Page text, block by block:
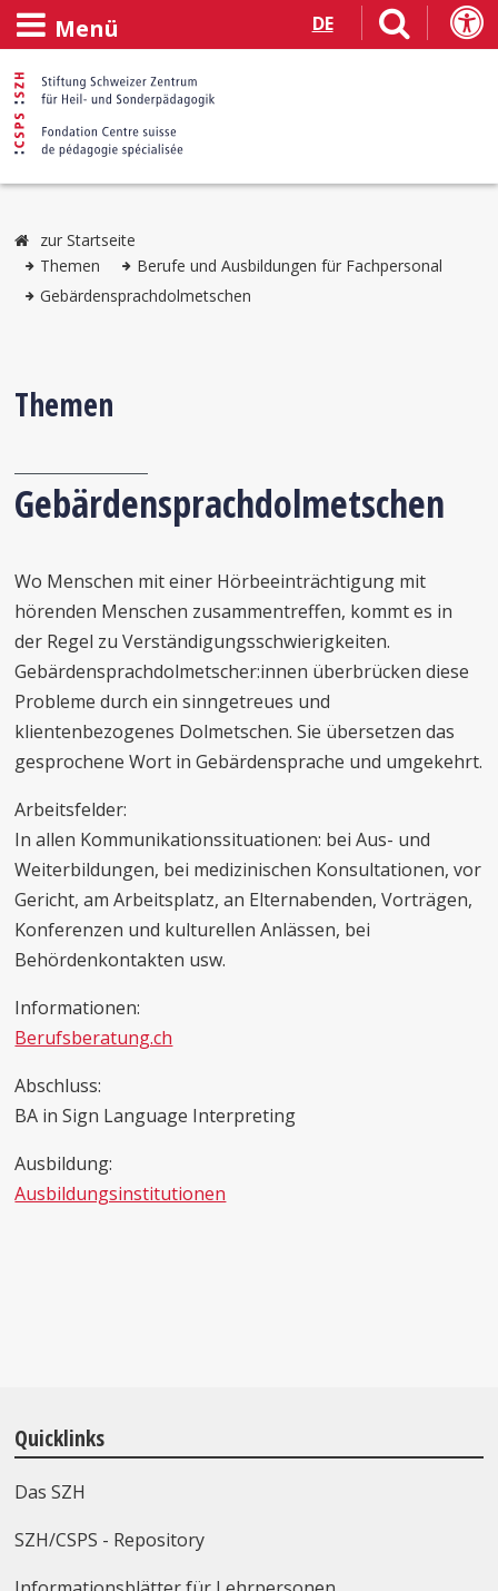
Menü DE
zur Startseite
Themen
Berufe und Ausbildungen für Fachpersonal
Gebärdensprachdolmetschen
Themen
Gebärdensprachdolmetschen
Wo Menschen mit einer Hörbeeinträchtigung mit
hörenden Menschen zusammentreffen, kommt es in
der Regel zu Verständigungsschwierigkeiten.
Gebärdensprachdolmetscher:innen überbrücken diese
Probleme durch ein sinngetreues und
klientenbezogenes Dolmetschen. Sie übersetzen das
gesprochene Wort in Gebärdensprache und umgekehrt.
Arbeitsfelder:
In allen Kommunikationssituationen: bei Aus- und
Weiterbildungen, bei medizinischen Konsultationen, vor
Gericht, am Arbeitsplatz, an Elternabenden, Vorträgen,
Konferenzen und kulturellen Anlässen, bei
Behördenkontakten usw.
Informationen:
Berufsberatung.ch
Abschluss:
BA in Sign Language Interpreting
Ausbildung:
Ausbildungsinstitutionen
Quicklinks
Das SZH
SZH/CSPS - Repository